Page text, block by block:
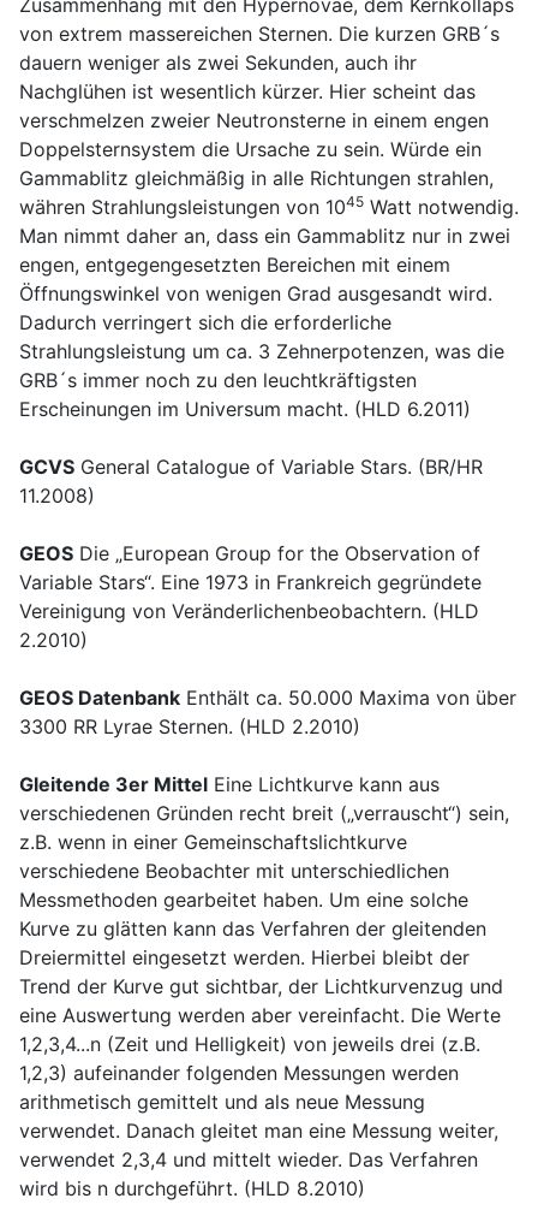
von extrem massereichen Sternen. Die kurzen GRB´s
dauern weniger als zwei Sekunden, auch ihr
Nachglühen ist wesentlich kürzer. Hier scheint das
verschmelzen zweier Neutronsterne in einem engen
Doppelsternsystem die Ursache zu sein. Würde ein
Gammablitz gleichmäßig in alle Richtungen strahlen,
währen Strahlungsleistungen von 1045 Watt notwendig.
Man nimmt daher an, dass ein Gammablitz nur in zwei
engen, entgegengesetzten Bereichen mit einem
Öffnungswinkel von wenigen Grad ausgesandt wird.
Dadurch verringert sich die erforderliche
Strahlungsleistung um ca. 3 Zehnerpotenzen, was die
GRB´s immer noch zu den leuchtkräftigsten
Erscheinungen im Universum macht. (HLD 6.2011)
GCVS General Catalogue of Variable Stars. (BR/HR
11.2008)
GEOS Die „European Group for the Observation of
Variable Stars“. Eine 1973 in Frankreich gegründete
Vereinigung von Veränderlichenbeobachtern. (HLD
2.2010)
GEOS Datenbank Enthält ca. 50.000 Maxima von über
3300 RR Lyrae Sternen. (HLD 2.2010)
Gleitende 3er Mittel Eine Lichtkurve kann aus
verschiedenen Gründen recht breit („verrauscht“) sein,
z.B. wenn in einer Gemeinschaftslichtkurve
verschiedene Beobachter mit unterschiedlichen
Messmethoden gearbeitet haben. Um eine solche
Kurve zu glätten kann das Verfahren der gleitenden
Dreiermittel eingesetzt werden. Hierbei bleibt der
Trend der Kurve gut sichtbar, der Lichtkurvenzug und
eine Auswertung werden aber vereinfacht. Die Werte
1,2,3,4...n (Zeit und Helligkeit) von jeweils drei (z.B.
1,2,3) aufeinander folgenden Messungen werden
arithmetisch gemittelt und als neue Messung
verwendet. Danach gleitet man eine Messung weiter,
verwendet 2,3,4 und mittelt wieder. Das Verfahren
wird bis n durchgeführt. (HLD 8.2010)